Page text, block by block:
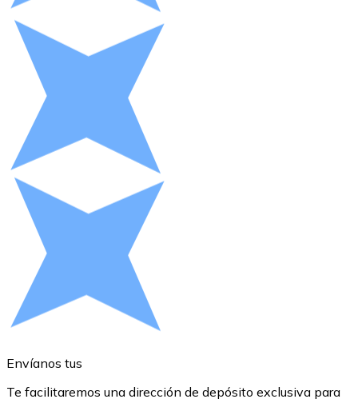
Efectivo
Compra criptomonedas con efectivo en tu tienda más
Comprar con efectivo
Transferencia SEPA
Añade fondos a tu cuenta Bitnovo o realiza compras
Comprar con Transferencia
Tarjeta de crédito / débito
Utiliza tarjetas Visa y Mastercard para comprar
Tienda - Tarjetas regalo
Envíanos tus
Te facilitaremos una dirección de depósito exclusiva para